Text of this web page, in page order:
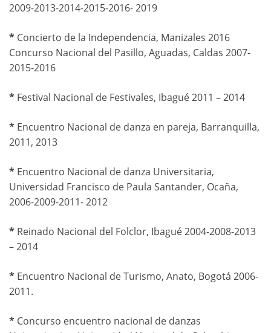
2009-2013-2014-2015-2016- 2019
* Concierto de la Independencia, Manizales 2016
Concurso Nacional del Pasillo, Aguadas, Caldas 2007-
2015-2016
* Festival Nacional de Festivales, Ibagué 2011 – 2014
* Encuentro Nacional de danza en pareja, Barranquilla,
2011, 2013
* Encuentro Nacional de danza Universitaria,
Universidad Francisco de Paula Santander, Ocaña,
2006-2009-2011- 2012
* Reinado Nacional del Folclor, Ibagué 2004-2008-2013
– 2014
* Encuentro Nacional de Turismo, Anato, Bogotá 2006-
2011.
* Concurso encuentro nacional de danzas